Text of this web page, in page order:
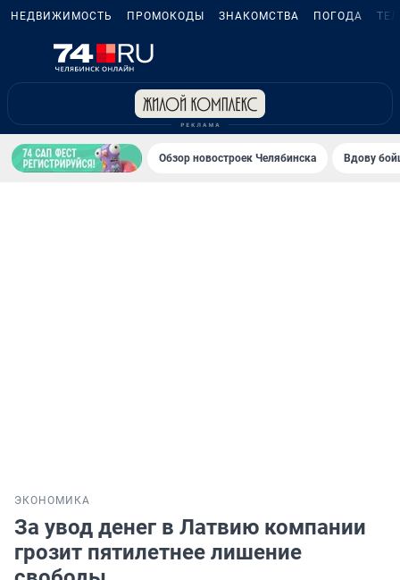
НЕДВИЖИМОСТЬ ПРОМОКОДЫ ЗНАКОМСТВА ПОГОДА
Обзор новостроек Челябинска Вдову
ЭКОНОМИКА
За увод денег в Латвию компании
грозит пятилетнее лишение